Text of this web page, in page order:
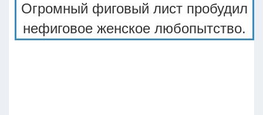
Огромный фиговый лист пробудил
нефиговое женское любопытство.